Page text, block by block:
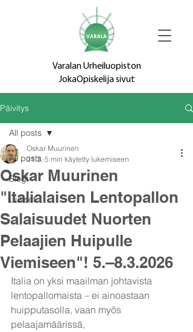
Varalan Urheiluopiston
JokaOpiskelija sivut
Päivitys
All posts
Blogi
Uutiset
All posts
Oskar Muurinen
"Italialaisen Lentopallon
Salaisuudet Nuorten
Pelaajien Huipulle
Viemiseen"! 5.–8.3.2026
Oskar Muurinen
31.3. 5 min käytetty lukemiseen
Italia on yksi maailman johtavista
lentopallomaista – ei ainoastaan
huipputasolla, vaan myös
pelaajamäärissä,